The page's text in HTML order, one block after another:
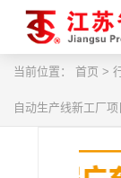
当前位置： 首页 >
自动生产线新工厂